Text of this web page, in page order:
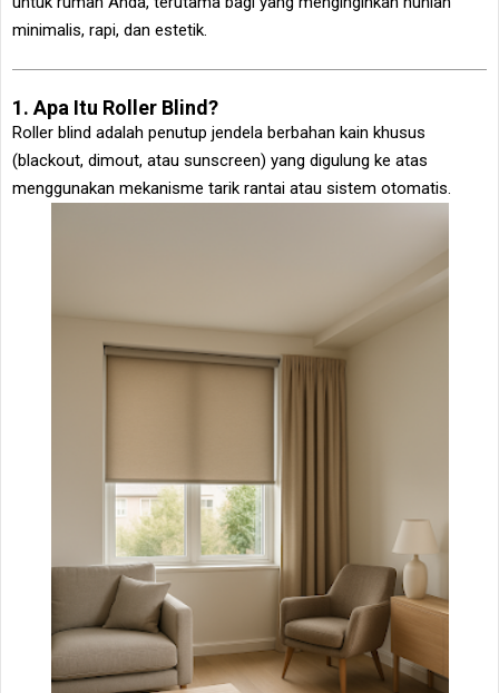
minimalis, rapi, dan estetik.
1. Apa Itu Roller Blind?
Roller blind adalah penutup jendela berbahan kain khusus
(blackout, dimout, atau sunscreen) yang digulung ke atas
menggunakan mekanisme tarik rantai atau sistem otomatis.